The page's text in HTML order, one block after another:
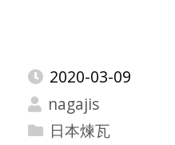
2020-03-09
nagajis
日本煉瓦